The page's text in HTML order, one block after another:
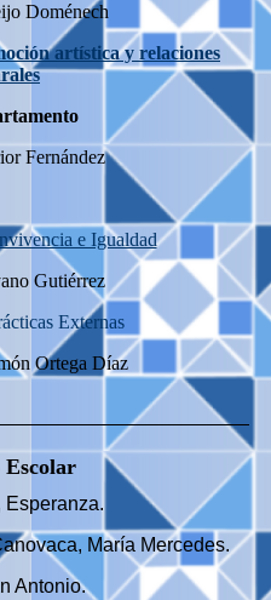
Doménech
artística y relaciones
Fernández
e Igualdad
Gutiérrez
Externas
Ortega Díaz
Escolar
Esperanza.
María Mercedes.
Antonio.